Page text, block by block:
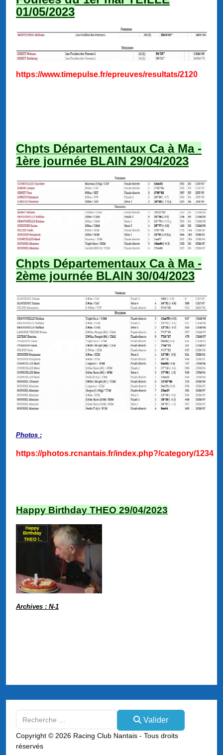
01/05/2023
https://www.timepulse.fr/epreuves/resultats/2120
Chpts Départementaux Ca à Ma -
1ère journée BLAIN 29/04/2023
Chpts Départementaux Ca à Ma -
2ème journée BLAIN 30/04/2023
Photos :
https://photos.rcnantais.fr/index.php?/category/1234
Happy Birthday THEO 29/04/2023
Archives : N-1
Type 2 or more characters for results.
Valider
Copyright © 2026 Racing Club Nantais - Tous droits
réservés